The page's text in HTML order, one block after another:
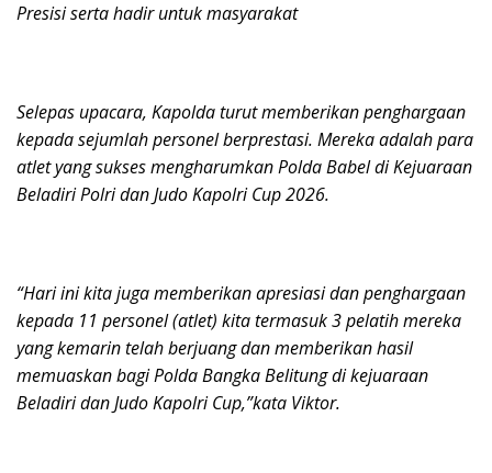
Presisi serta hadir untuk masyarakat
Selepas upacara, Kapolda turut memberikan penghargaan
kepada sejumlah personel berprestasi. Mereka adalah para
atlet yang sukses mengharumkan Polda Babel di Kejuaraan
Beladiri Polri dan Judo Kapolri Cup 2026.
“Hari ini kita juga memberikan apresiasi dan penghargaan
kepada 11 personel (atlet) kita termasuk 3 pelatih mereka
yang kemarin telah berjuang dan memberikan hasil
memuaskan bagi Polda Bangka Belitung di kejuaraan
Beladiri dan Judo Kapolri Cup,”kata Viktor.